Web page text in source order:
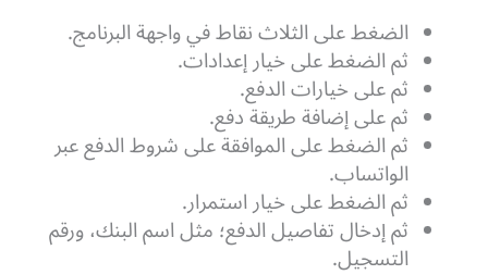
الضغط على الثلاث نقاط في واجهة البرنامج.
ثم الضغط على خيار إعدادات.
ثم على خيارات الدفع.
ثم على إضافة طريقة دفع.
ثم الضغط على الموافقة على شروط الدفع عبر
الواتساب.
ثم الضغط على خيار استمرار.
ثم إدخال تفاصيل الدفع؛ مثل اسم البنك، ورقم
التسجيل.